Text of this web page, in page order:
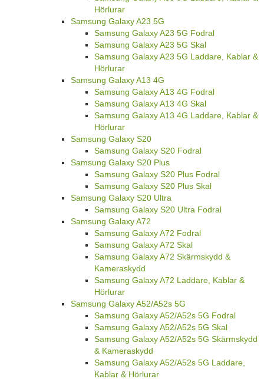
Hörlurar
Samsung Galaxy A23 5G
Samsung Galaxy A23 5G Fodral
Samsung Galaxy A23 5G Skal
Samsung Galaxy A23 5G Laddare, Kablar &
Hörlurar
Samsung Galaxy A13 4G
Samsung Galaxy A13 4G Fodral
Samsung Galaxy A13 4G Skal
Samsung Galaxy A13 4G Laddare, Kablar &
Hörlurar
Samsung Galaxy S20
Samsung Galaxy S20 Fodral
Samsung Galaxy S20 Plus
Samsung Galaxy S20 Plus Fodral
Samsung Galaxy S20 Plus Skal
Samsung Galaxy S20 Ultra
Samsung Galaxy S20 Ultra Fodral
Samsung Galaxy A72
Samsung Galaxy A72 Fodral
Samsung Galaxy A72 Skal
Samsung Galaxy A72 Skärmskydd &
Kameraskydd
Samsung Galaxy A72 Laddare, Kablar &
Hörlurar
Samsung Galaxy A52/A52s 5G
Samsung Galaxy A52/A52s 5G Fodral
Samsung Galaxy A52/A52s 5G Skal
Samsung Galaxy A52/A52s 5G Skärmskydd
& Kameraskydd
Samsung Galaxy A52/A52s 5G Laddare,
Kablar & Hörlurar